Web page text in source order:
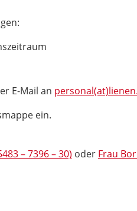
E-Mail an
ein.
– 7396 – 30) oder Frau